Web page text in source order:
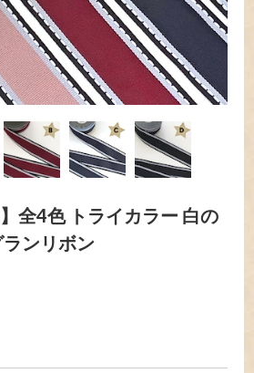
全4色 トライカラー 白の
ンリボン